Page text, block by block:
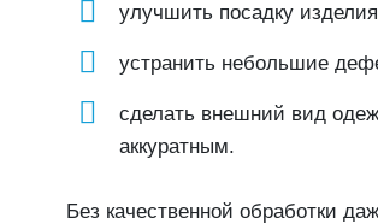
улучшить посадку
устранить небольшие
сделать внешний вид
аккуратным.
Без качественной обработки